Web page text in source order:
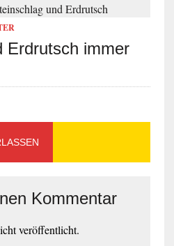
Erdrutsch immer
Kommentar
veröffentlicht.